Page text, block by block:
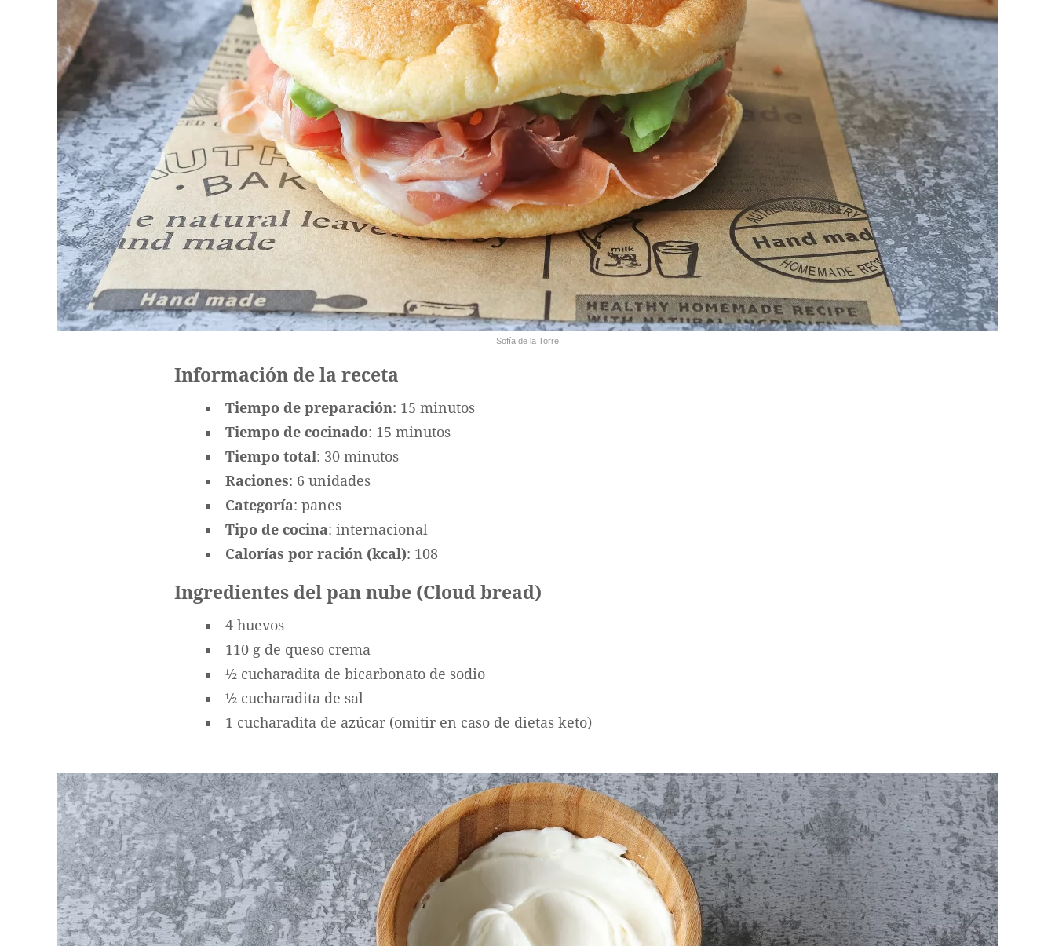
Sofía de la Torre
Información de la receta
Tiempo de preparación: 15 minutos
Tiempo de cocinado: 15 minutos
Tiempo total: 30 minutos
Raciones: 6 unidades
Categoría: panes
Tipo de cocina: internacional
Calorías por ración (kcal): 108
Ingredientes del pan nube (Cloud bread)
4 huevos
110 g de queso crema
½ cucharadita de bicarbonato de sodio
½ cucharadita de sal
1 cucharadita de azúcar (omitir en caso de dietas keto)